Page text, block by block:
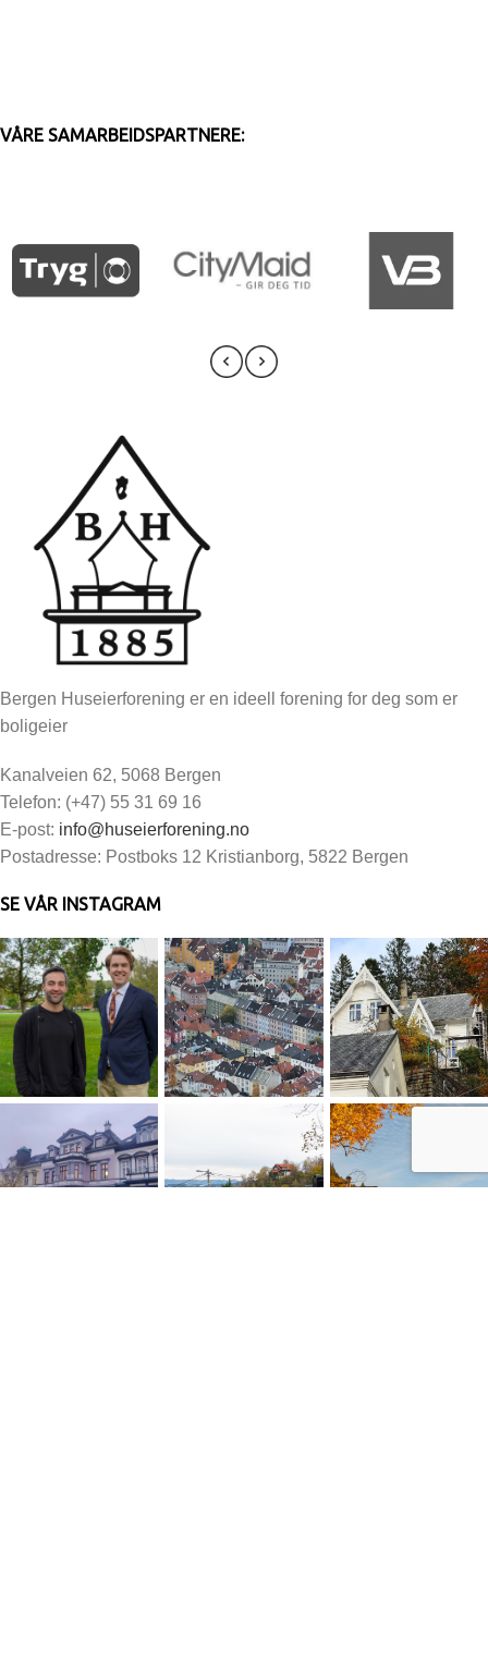
VÅRE SAMARBEIDSPARTNERE:
Bergen Huseierforening er en ideell forening for deg som er
boligeier
Kanalveien 62, 5068 Bergen
Telefon: (+47) 55 31 69 16
E-post: info@huseierforening.no
Postadresse: Postboks 12 Kristianborg, 5822 Bergen
SE VÅR INSTAGRAM